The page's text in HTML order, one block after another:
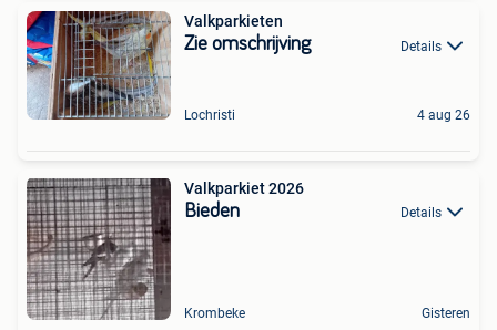
Valkparkieten
Zie omschrijving Details
Lochristi 4 aug 26
Valkparkiet 2026
Bieden Details
Krombeke Gisteren